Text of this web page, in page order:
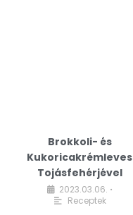
Brokkoli- és
Kukoricakrémleves
Tojásfehérjével
2023.03.06. •
Receptek